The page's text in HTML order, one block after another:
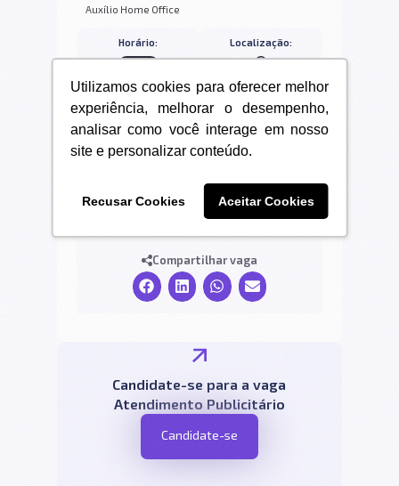
Utilizamos cookies para oferecer melhor
experiência, melhorar o desempenho,
analisar como você interage em nosso
site e personalizar conteúdo.
Recusar Cookies Aceitar Cookies
Auxílio Home Office
Horário: Localização:
São José do Rio Preto
Modelo de trabalho: Formação Acadêmica:
Compartilhar vaga
Candidate-se para a vaga
Atendimento Publicitário
Candidate-se